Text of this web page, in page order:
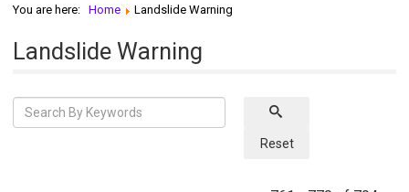
You are here: Home Landslide Warning
Landslide Warning
Reset